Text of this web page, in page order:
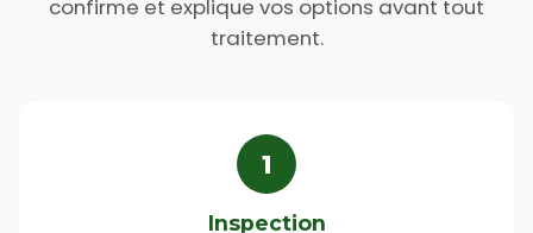
confirme et explique vos options avant tout
traitement.
1
Inspection